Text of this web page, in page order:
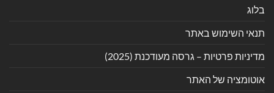
בלוג
תנאי השימוש באתר
מדיניות פרטיות – גרסה מעודכנת (2025)
אוטומציה של האתר